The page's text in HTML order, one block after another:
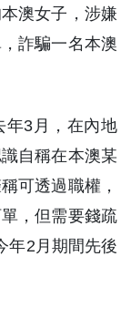
澳女子，涉嫌
詐騙一名本澳
年3月，在內地
自稱在本澳某
可透過職權，
，但需要錢疏
年2月期間先後